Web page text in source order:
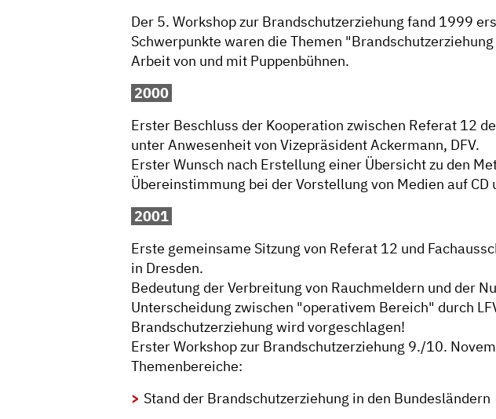
Der 5. Workshop zur Brandschutzerziehung fand 1999
Schwerpunkte waren die Themen
Arbeit von und mit Puppenbühnen.
2000
Erster Beschluss der Kooperation zwischen Referat 12
unter Anwesenheit von Vizepräsident Ackermann, DFV.
Erster Wunsch nach Erstellung einer Übersicht zu den
Übereinstimmung bei der Vorstellung von Medien auf CD
2001
Erste gemeinsame Sitzung von Referat 12 und
in Dresden.
Bedeutung der Verbreitung von Rauchmeldern und der
Unterscheidung zwischen "operativem Bereich" durch
Brandschutzerziehung wird vorgeschlagen!
Erster Workshop zur Brandschutzerziehung 9./10.
Themenbereiche:
Stand der Brandschutzerziehung in den Bundesländern